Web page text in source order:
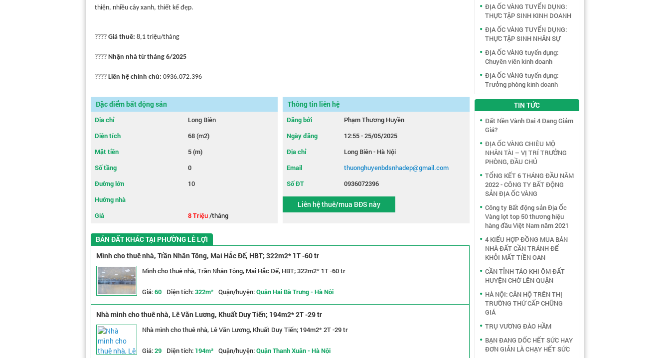
thiện, nhiều cây xanh, thiết kế đẹp.
???? Giá thuê: 8,1 triệu/tháng
???? Nhận nhà từ tháng 6/2025
???? Liên hệ chính chủ: 0936.072.396
Đặc điểm bất động sản
Địa chỉ
Long Biên
Diện tích
68 (m2)
Mặt tiền
5 (m)
Số tầng
0
Đường lớn
10
Hướng nhà
Giá
8 Triệu/tháng
Thông tin liên hệ
Đăng bởi
Phạm Thương Huyền
Ngày đăng
12:55 - 25/05/2025
Địa chỉ
Long Biên - Hà Nội
Email
thuonghuyenbdsnhadep@gmail.com
Số ĐT
0936072396
Liên hệ thuê/mua BĐS này
BÁN ĐẤT KHÁC TẠI PHƯỜNG LÊ LỢI
Mình cho thuê nhà, Trần Nhân Tông, Mai Hắc Đế, HBT; 322m2* 1T -60 tr
Mình cho thuê nhà, Trần Nhân Tông, Mai Hắc Đế, HBT; 322m2* 1T -60 tr
Giá:60 Diện tích:322m² Quận/huyện:Quận Hai Bà Trưng - Hà Nội
Nhà mình cho thuê nhà, Lê Văn Lương, Khuất Duy Tiến; 194m2* 2T -29 tr
Nhà mình cho thuê nhà, Lê Văn Lương, Khuất Duy Tiến; 194m2* 2T -29 tr
Giá:29 Diện tích: 194m² Quận/huyện:Quận Thanh Xuân - Hà Nội
ĐỊA ỐC VÀNG TUYỂN DỤNG:
THỰC TẬP SINH KINH DOANH
ĐỊA ỐC VÀNG TUYỂN DỤNG:
THỰC TẬP SINH NHÂN SỰ
ĐỊA ỐC VÀNG tuyển dụng:
Chuyên viên kinh doanh
ĐỊA ỐC VÀNG tuyển dụng:
Trưởng phòng kinh doanh
TIN TỨC
Đất Nền Vành Đai 4 Đang Giảm
Giá?
ĐỊA ỐC VÀNG CHIÊU MỘ
NHÂN TÀI – VỊ TRÍ TRƯỞNG
PHÒNG, ĐẦU CHỦ
TỔNG KẾT 6 THÁNG ĐẦU NĂM
2022 - CÔNG TY BẤT ĐỘNG
SẢN ĐỊA ỐC VÀNG
Công ty Bất động sản Địa Ốc
Vàng lọt top 50 thương hiệu
hàng đầu Việt Nam năm 2021
4 KIỂU HỢP ĐỒNG MUA BÁN
NHÀ ĐẤT CẦN TRÁNH ĐỂ
KHỎI MẤT TIỀN OAN
CẦN TỈNH TÁO KHI ÔM ĐẤT
HUYỆN CHỜ LÊN QUẬN
HÀ NỘI: CĂN HỘ TRÊN THỊ
TRƯỜNG THỨ CẤP CHỮNG
GIÁ
TRỤ VƯƠNG ĐÀO HẦM
BẠN ĐANG DỐC HẾT SỨC HAY
ĐƠN GIẢN LÀ CHẠY HẾT SỨC